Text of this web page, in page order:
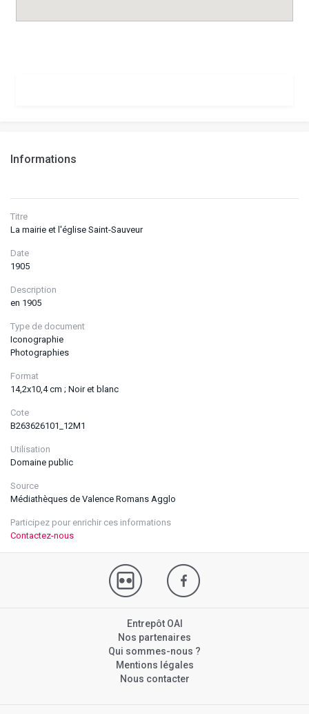
Informations
Titre
La mairie et l'église Saint-Sauveur
Date
1905
Description
en 1905
Type de document
Iconographie
Photographies
Format
14,2x10,4 cm ; Noir et blanc
Cote
B263626101_12M1
Utilisation
Domaine public
Source
Médiathèques de Valence Romans Agglo
Participez pour enrichir ces informations
Contactez-nous
Entrepôt OAI
Nos partenaires
Qui sommes-nous ?
Mentions légales
Nous contacter